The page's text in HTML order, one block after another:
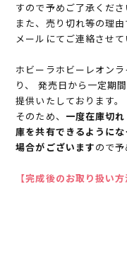
すので予めご了承くださ
また、売り切れ等の理
メールにてご連絡させて
ホビーラホビーレオン
り、 発売日から一定期
提供いたしております。
そのため、 一度在庫切
庫を共有できるように
場合がございますので予
【完成後のお取り扱い